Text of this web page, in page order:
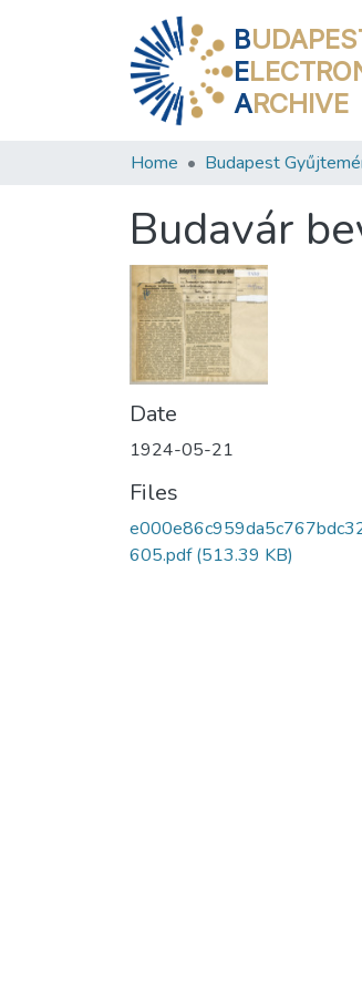
B
E
ARCHIVE
Home Budapest
Budavár
Date
1924-05-21
Files
605.pdf(513.39 KB)